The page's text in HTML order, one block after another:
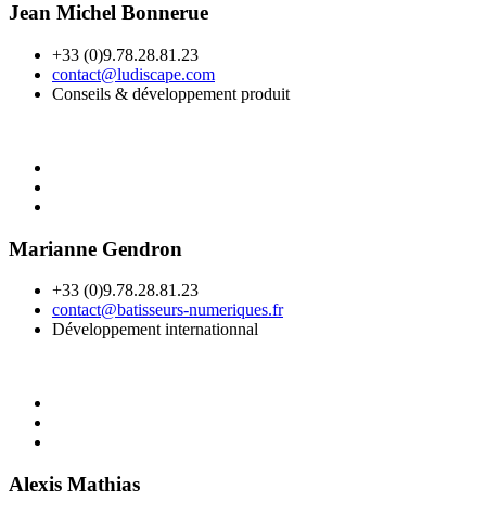
Jean Michel Bonnerue
+33 (0)9.78.28.81.23
contact@ludiscape.com
Conseils & développement produit
Marianne Gendron
+33 (0)9.78.28.81.23
contact@batisseurs-numeriques.fr
Développement internationnal
Alexis Mathias